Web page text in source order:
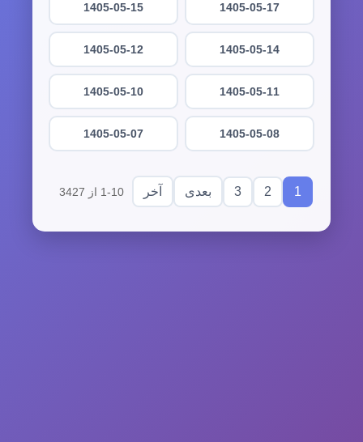
1405-05-17
1405-05-15
1405-05-14
1405-05-12
1405-05-11
1405-05-10
1405-05-08
1405-05-07
1
2
3 بعدی آخر 1-10 از 3427